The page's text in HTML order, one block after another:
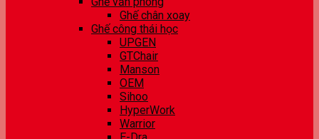
Ghế chân xoay
Ghế công thái học
UPGEN
GTChair
Manson
OEM
Sihoo
HyperWork
Warrior